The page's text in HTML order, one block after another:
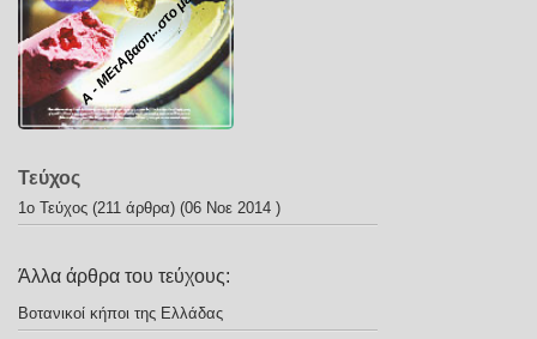
Α - ΜΕτΑβαση...στο μέλλον
Τεύχος
1ο Τεύχος (211 άρθρα) (06 Νοε 2014 )
Άλλα άρθρα του τεύχους:
Βοτανικοί κήποι της Ελλάδας